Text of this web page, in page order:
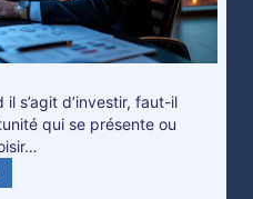
il s’agit d’investir, faut-il
qui se présente ou